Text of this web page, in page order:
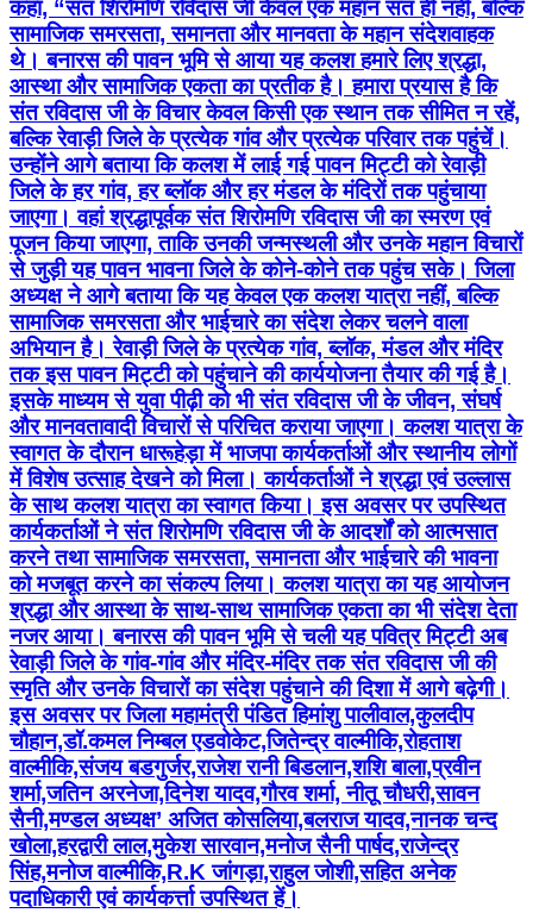
कहा, “संत शिरोमणि रविदास जी केवल एक महान संत ही नहीं, बल्कि
सामाजिक समरसता, समानता और मानवता के महान संदेशवाहक
थे। बनारस की पावन भूमि से आया यह कलश हमारे लिए श्रद्धा,
आस्था और सामाजिक एकता का प्रतीक है। हमारा प्रयास है कि
संत रविदास जी के विचार केवल किसी एक स्थान तक सीमित न रहें,
बल्कि रेवाड़ी जिले के प्रत्येक गांव और प्रत्येक परिवार तक पहुंचें।
उन्होंने आगे बताया कि कलश में लाई गई पावन मिट्टी को रेवाड़ी
जिले के हर गांव, हर ब्लॉक और हर मंडल के मंदिरों तक पहुंचाया
जाएगा। वहां श्रद्धापूर्वक संत शिरोमणि रविदास जी का स्मरण एवं
पूजन किया जाएगा, ताकि उनकी जन्मस्थली और उनके महान विचारों
से जुड़ी यह पावन भावना जिले के कोने-कोने तक पहुंच सके। जिला
अध्यक्ष ने आगे बताया कि यह केवल एक कलश यात्रा नहीं, बल्कि
सामाजिक समरसता और भाईचारे का संदेश लेकर चलने वाला
अभियान है। रेवाड़ी जिले के प्रत्येक गांव, ब्लॉक, मंडल और मंदिर
तक इस पावन मिट्टी को पहुंचाने की कार्ययोजना तैयार की गई है।
इसके माध्यम से युवा पीढ़ी को भी संत रविदास जी के जीवन, संघर्ष
और मानवतावादी विचारों से परिचित कराया जाएगा। कलश यात्रा के
स्वागत के दौरान धारूहेड़ा में भाजपा कार्यकर्ताओं और स्थानीय लोगों
में विशेष उत्साह देखने को मिला। कार्यकर्ताओं ने श्रद्धा एवं उल्लास
के साथ कलश यात्रा का स्वागत किया। इस अवसर पर उपस्थित
कार्यकर्ताओं ने संत शिरोमणि रविदास जी के आदर्शों को आत्मसात
करने तथा सामाजिक समरसता, समानता और भाईचारे की भावना
को मजबूत करने का संकल्प लिया। कलश यात्रा का यह आयोजन
श्रद्धा और आस्था के साथ-साथ सामाजिक एकता का भी संदेश देता
नजर आया। बनारस की पावन भूमि से चली यह पवित्र मिट्टी अब
रेवाड़ी जिले के गांव-गांव और मंदिर-मंदिर तक संत रविदास जी की
स्मृति और उनके विचारों का संदेश पहुंचाने की दिशा में आगे बढ़ेगी।
इस अवसर पर जिला महामंत्री पंडित हिमांशु पालीवाल,कुलदीप
चौहान,डॉ.कमल निम्बल एडवोकेट,जितेन्द्र वाल्मीकि,रोहताश
वाल्मीकि,संजय बडगुर्जर,राजेश रानी बिडलान,शशि बाला,प्रवीन
शर्मा,जतिन अरनेजा,दिनेश यादव,गौरव शर्मा, नीतू चौधरी,सावन
सैनी,मण्डल अध्यक्ष’ अजित कोसलिया,बलराज यादव,नानक चन्द
खोला,हरद्वारी लाल,मुकेश सारवान,मनोज सैनी पार्षद,राजेन्द्र
सिंह,मनोज वाल्मीकि,R.K जांगड़ा,राहुल जोशी,सहित अनेक
पदाधिकारी एवं कार्यकर्त्ता उपस्थित हें।